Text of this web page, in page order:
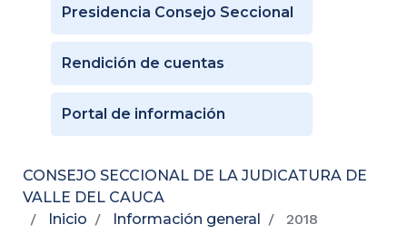
Presidencia Consejo Seccional
Rendición de cuentas
Portal de información
CONSEJO SECCIONAL DE LA JUDICATURA DE
VALLE DEL CAUCA
Inicio
Información general 2018